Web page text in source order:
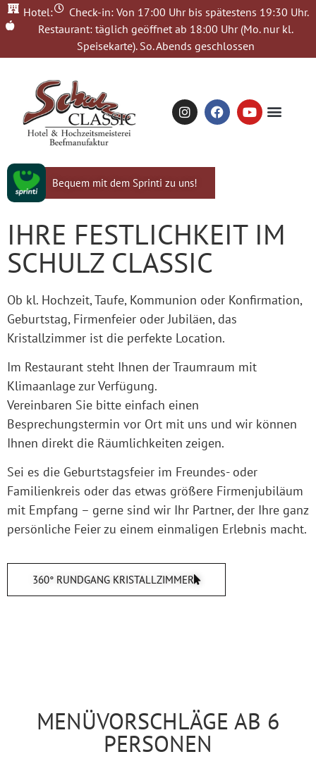
Hotel:
Check-in: Von 17:00 Uhr bis spätestens 19:30 Uhr.
Restaurant: täglich geöffnet ab 18:00 Uhr (Mo. nur kl.
Speisekarte). So. Abends geschlossen
Bequem mit dem Sprinti zu uns!
IHRE FESTLICHKEIT IM
SCHULZ CLASSIC
Ob kl. Hochzeit, Taufe, Kommunion oder Konfirmation,
Geburtstag, Firmenfeier oder Jubiläen, das
Kristallzimmer ist die perfekte Location.
Im Restaurant steht Ihnen der Traumraum mit
Klimaanlage zur Verfügung.
Vereinbaren Sie bitte einfach einen
Besprechungstermin vor Ort mit uns und wir können
Ihnen direkt die Räumlichkeiten zeigen.
Sei es die Geburtstagsfeier im Freundes- oder
Familienkreis oder das etwas größere Firmenjubiläum
mit Empfang – gerne sind wir Ihr Partner, der Ihre ganz
persönliche Feier zu einem einmaligen Erlebnis macht.
360° RUNDGANG KRISTALLZIMMER
MENÜVORSCHLÄGE AB 6
PERSONEN